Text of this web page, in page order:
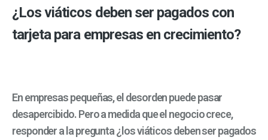
¿Los viáticos deben ser pagados con
tarjeta para empresas en crecimiento?
En empresas pequeñas, el desorden puede pasar
desapercibido. Pero a medida que el negocio crece,
responder a la pregunta ¿los viáticos deben ser pagados